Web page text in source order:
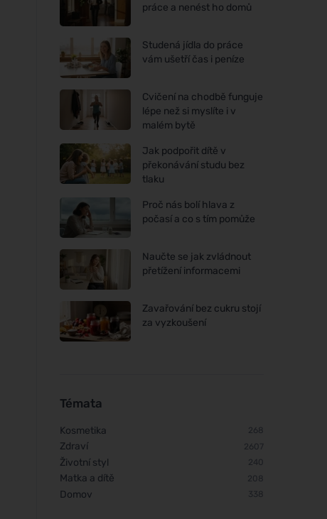
práce a nenést ho domů
Studená jídla do práce
vám ušetří čas i peníze
Cvičení na chodbě funguje
lépe než si myslíte i v
malém bytě
Jak podpořit dítě v
překonávání studu bez
tlaku
Proč nás bolí hlava z
počasí a co s tím pomůže
Naučte se jak zvládnout
přetížení informacemi
Zavařování bez cukru stojí
za vyzkoušení
Témata
Kosmetika 268
Zdraví 2607
Životní styl 240
Matka a dítě 208
Domov 338